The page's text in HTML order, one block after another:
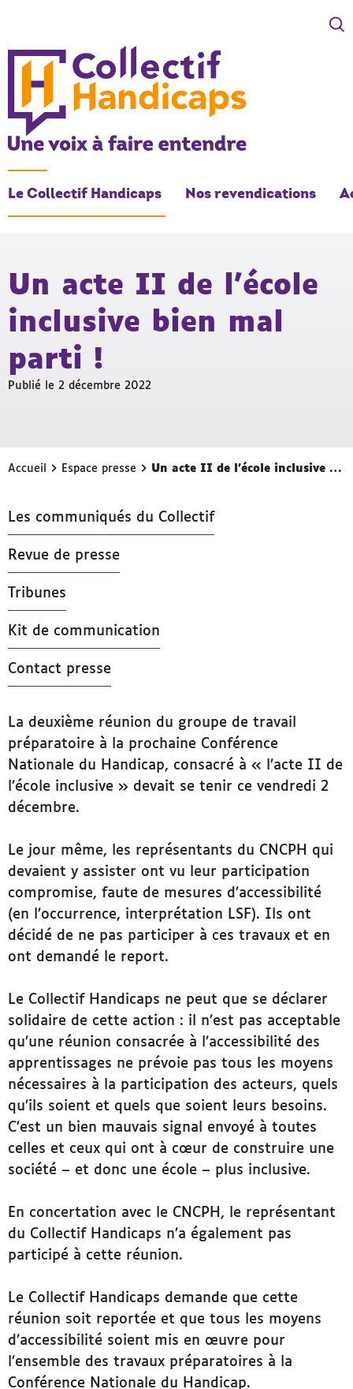
COLLECTIF HANDICAPS
Une voix à faire entendre
Le Collectif Handicaps Nos revendications
Un acte II de l’école
inclusive bien mal
parti !
Publié le 2 décembre 2022
Accueil › Espace presse › Un acte II de l’école inclusive bien mal parti !
Les communiqués du Collectif
Revue de presse
Tribunes
Kit de communication
Contact presse
La deuxième réunion du groupe de travail
préparatoire à la prochaine Conférence
Nationale du Handicap, consacré à « l’acte II de
l’école inclusive » devait se tenir ce vendredi 2
décembre.
Le jour même, les représentants du CNCPH qui
devaient y assister ont vu leur participation
compromise, faute de mesures d’accessibilité
(en l’occurrence, interprétation LSF). Ils ont
décidé de ne pas participer à ces travaux et en
ont demandé le report.
Le Collectif Handicaps ne peut que se déclarer
solidaire de cette action : il n’est pas acceptable
qu’une réunion consacrée à l’accessibilité des
apprentissages ne prévoie pas tous les moyens
nécessaires à la participation des acteurs, quels
qu’ils soient et quels que soient leurs besoins.
C’est un bien mauvais signal envoyé à toutes
celles et ceux qui ont à cœur de construire une
société – et donc une école – plus inclusive.
En concertation avec le CNCPH, le représentant
du Collectif Handicaps n’a également pas
participé à cette réunion.
Le Collectif Handicaps demande que cette
réunion soit reportée et que tous les moyens
d’accessibilité soient mis en œuvre pour
l’ensemble des travaux préparatoires à la
Conférence Nationale du Handicap.